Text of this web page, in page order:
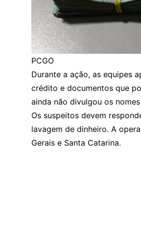
PCGO
Durante a ação, as equipes
crédito e documentos que
ainda não divulgou os
Os suspeitos devem
lavagem de dinheiro. A
Gerais e Santa Catarina.